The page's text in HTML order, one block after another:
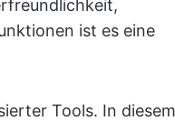
ist es eine
Tools. In diesem